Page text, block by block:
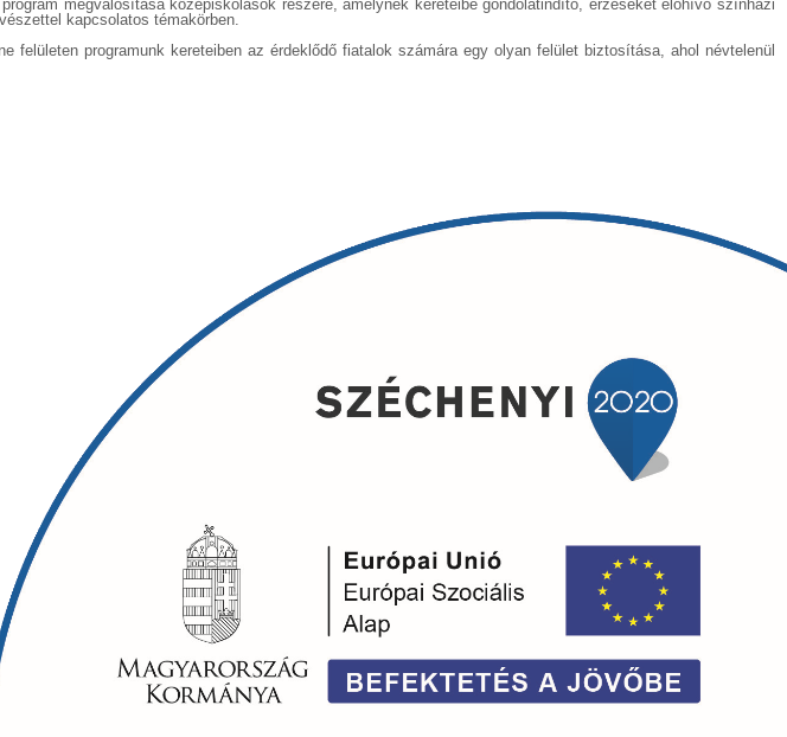
megvalósítása középiskolások részére, amelynek kereteibe gondolatindító, érzéseket előhívó színházi
kapcsolatos témakörben.
programunk kereteiben az érdeklődő fiatalok számára egy olyan felület biztosítása, ahol névtelenül